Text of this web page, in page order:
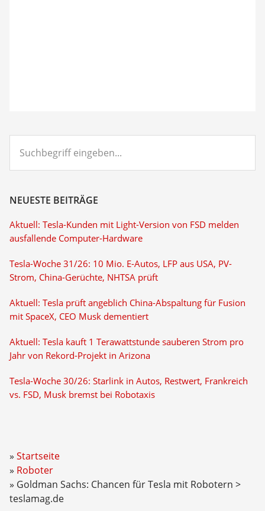
eingeben...
NEUESTE BEITRÄGE
Aktuell: Tesla-Kunden mit Light-Version von FSD melden
ausfallende Computer-Hardware
Tesla-Woche 31/26: 10 Mio. E-Autos, LFP aus USA, PV-
Strom, China-Gerüchte, NHTSA prüft
Aktuell: Tesla prüft angeblich China-Abspaltung für Fusion
mit SpaceX, CEO Musk dementiert
Aktuell: Tesla kauft 1 Terawattstunde sauberen Strom pro
Jahr von Rekord-Projekt in Arizona
Tesla-Woche 30/26: Starlink in Autos, Restwert, Frankreich
vs. FSD, Musk bremst bei Robotaxis
Startseite
Roboter
Goldman Sachs: Chancen für Tesla mit Robotern >
teslamag.de